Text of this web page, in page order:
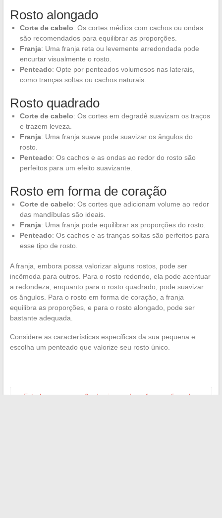
Rosto alongado
Corte de cabelo: Os cortes médios com cachos ou ondas
são recomendados para equilibrar as proporções.
Franja: Uma franja reta ou levemente arredondada pode
encurtar visualmente o rosto.
Penteado: Opte por penteados volumosos nas laterais,
como tranças soltas ou cachos naturais.
Rosto quadrado
Corte de cabelo: Os cortes em degradê suavizam os traços
e trazem leveza.
Franja: Uma franja suave pode suavizar os ângulos do
rosto.
Penteado: Os cachos e as ondas ao redor do rosto são
perfeitos para um efeito suavizante.
Rosto em forma de coração
Corte de cabelo: Os cortes que adicionam volume ao redor
das mandíbulas são ideais.
Franja: Uma franja pode equilibrar as proporções do rosto.
Penteado: Os cachos e as tranças soltas são perfeitos para
esse tipo de rosto.
A franja, embora possa valorizar alguns rostos, pode ser
incômoda para outros. Para o rosto redondo, ela pode acentuar
a redondeza, enquanto para o rosto quadrado, pode suavizar
os ângulos. Para o rosto em forma de coração, a franja
equilibra as proporções, e para o rosto alongado, pode ser
bastante adequada.
Considere as características específicas da sua pequena e
escolha um penteado que valorize seu rosto único.
Estrelas em ascensão do cinema francês para ficar de